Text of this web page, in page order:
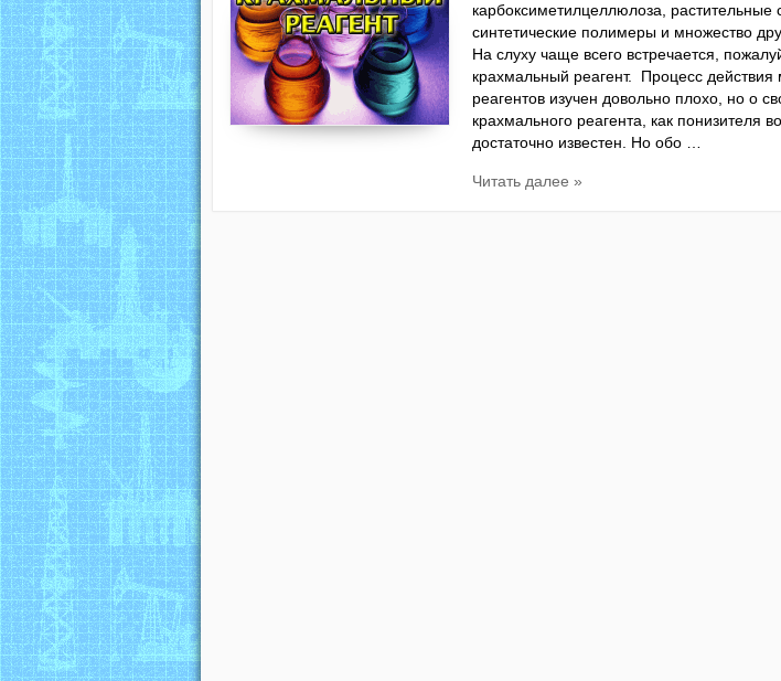
карбоксиметилцеллюлоза, растительные
синтетические полимеры и множество
На слуху чаще всего встречается,
крахмальный реагент. Процесс действия
реагентов изучен довольно плохо, но о
крахмального реагента, как понизителя
достаточно известен. Но обо …
Читать далее »